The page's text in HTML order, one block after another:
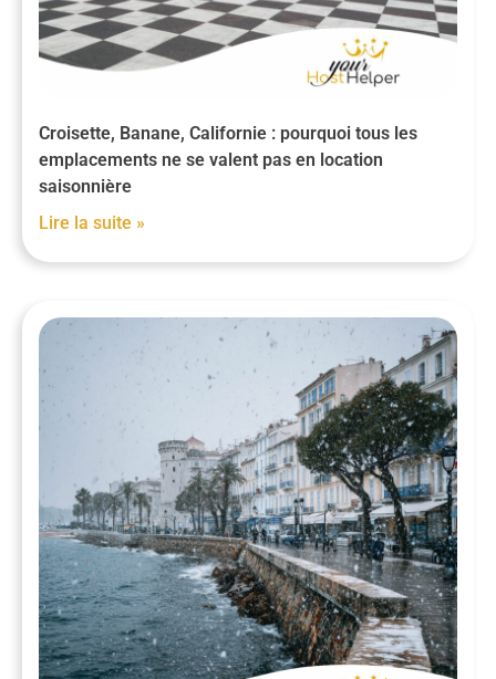
Croisette, Banane, Californie : pourquoi tous les
emplacements ne se valent pas en location
saisonnière
Lire la suite »